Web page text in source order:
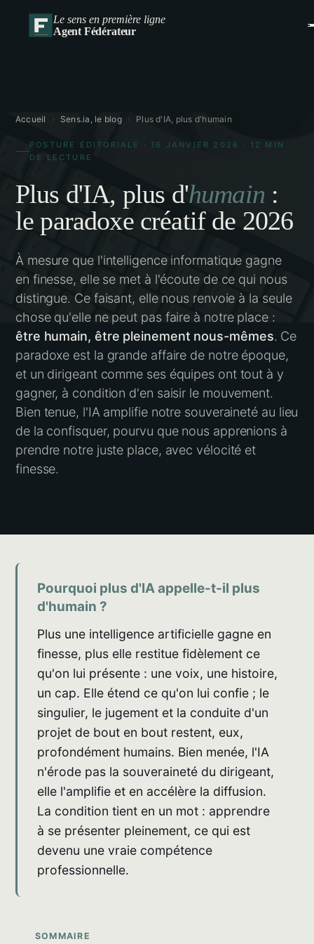
Le sens en première ligne
Agent Fédérateur
Accueil › Sens.ia, le blog › Plus d'IA, plus d'humain
POSTURE ÉDITORIALE · 16 JANVIER 2026 · 12 MIN
DE LECTURE
Plus d'IA, plus d'humain :
le paradoxe créatif de 2026
À mesure que l'intelligence informatique gagne
en finesse, elle se met à l'écoute de ce qui nous
distingue. Ce faisant, elle nous renvoie à la seule
chose qu'elle ne peut pas faire à notre place :
être humain, être pleinement nous-mêmes. Ce
paradoxe est la grande affaire de notre époque,
et un dirigeant comme ses équipes ont tout à y
gagner, à condition d'en saisir le mouvement.
Bien tenue, l'IA amplifie notre souveraineté au lieu
de la confisquer, pourvu que nous apprenions à
prendre notre juste place, avec vélocité et
finesse.
Pourquoi plus d'IA appelle-t-il plus
d'humain ?
Plus une intelligence artificielle gagne en
finesse, plus elle restitue fidèlement ce
qu'on lui présente : une voix, une histoire,
un cap. Elle étend ce qu'on lui confie ; le
singulier, le jugement et la conduite d'un
projet de bout en bout restent, eux,
profondément humains. Bien menée, l'IA
n'érode pas la souveraineté du dirigeant,
elle l'amplifie et en accélère la diffusion.
La condition tient en un mot : apprendre
à se présenter pleinement, ce qui est
devenu une vraie compétence
professionnelle.
SOMMAIRE